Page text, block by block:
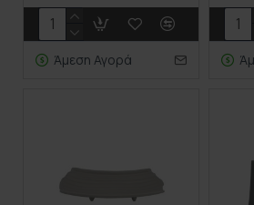
Άμεση Αγορά